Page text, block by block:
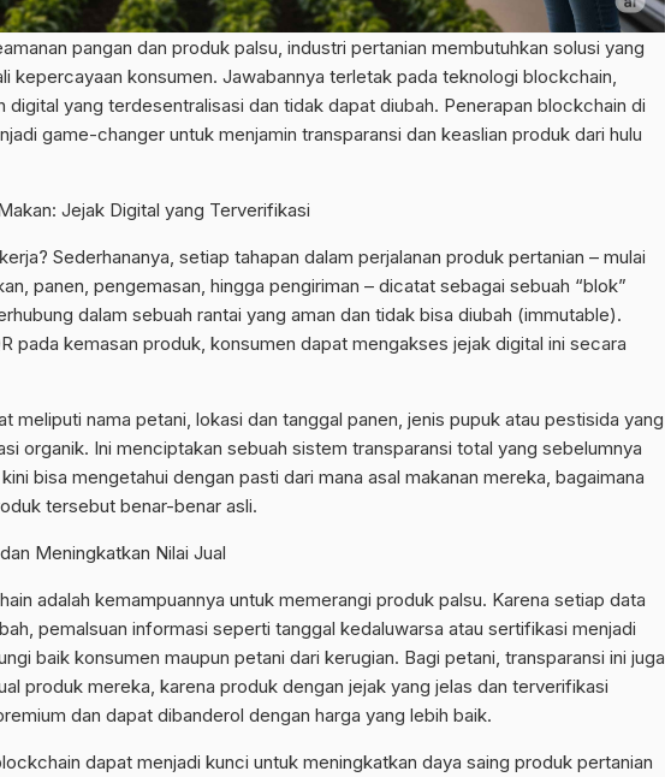
pangan dan produk palsu, industri pertanian membutuhkan solusi yang
kepercayaan konsumen. Jawabannya terletak pada teknologi blockchain,
yang terdesentralisasi dan tidak dapat diubah. Penerapan blockchain di
game-changer untuk menjamin transparansi dan keaslian produk dari hulu
Jejak Digital yang Terverifikasi
Sederhananya, setiap tahapan dalam perjalanan produk pertanian – mulai
panen, pengemasan, hingga pengiriman – dicatat sebagai sebuah “blok”
dalam sebuah rantai yang aman dan tidak bisa diubah (immutable).
pada kemasan produk, konsumen dapat mengakses jejak digital ini secara
meliputi nama petani, lokasi dan tanggal panen, jenis pupuk atau pestisida yang
organik. Ini menciptakan sebuah sistem transparansi total yang sebelumnya
bisa mengetahui dengan pasti dari mana asal makanan mereka, bagaimana
tersebut benar-benar asli.
Meningkatkan Nilai Jual
adalah kemampuannya untuk memerangi produk palsu. Karena setiap data
pemalsuan informasi seperti tanggal kedaluwarsa atau sertifikasi menjadi
baik konsumen maupun petani dari kerugian. Bagi petani, transparansi ini juga
produk mereka, karena produk dengan jejak yang jelas dan terverifikasi
dan dapat dibanderol dengan harga yang lebih baik.
dapat menjadi kunci untuk meningkatkan daya saing produk pertanian